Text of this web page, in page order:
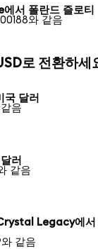
서 폴란드 즐로티
와 같음
로 전환하세
국 달러
음
러
같음
Legacy에서
같음